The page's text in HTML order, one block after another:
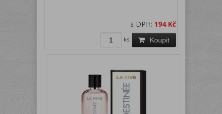
s DPH: 194 Kč
Koupit
ks